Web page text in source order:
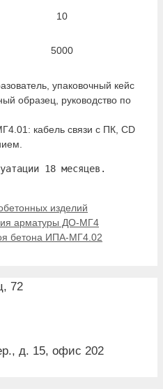
10
5000
упаковочный кейс
образец, руководство по
кабель связи с ПК, CD
18 месяцев.
изделий
арматуры ДО-МГ4
бетона ИПА-МГ4.02
72
д. 15, офис 202